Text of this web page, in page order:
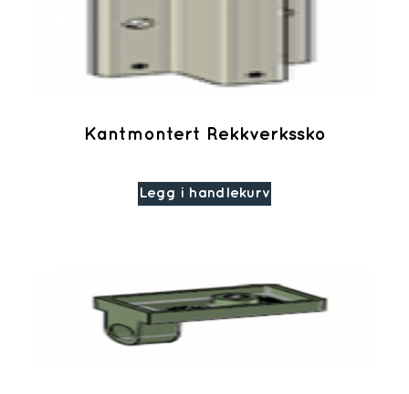
Kantmontert Rekkverkssko
Legg i handlekurv